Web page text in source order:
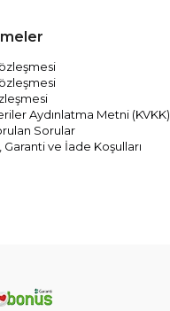
Aydınlatma Metni (KVKK)
Sorular
Garanti ve İade Koşulları